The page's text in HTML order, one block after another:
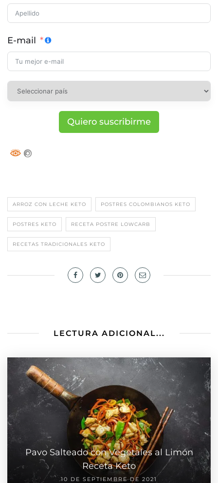
E-mail
Quiero suscribirme
ARROZ CON LECHE KETO POSTRES COLOMBIANOS KETO
POSTRES KETO RECETA POSTRE LOWCARB
RECETAS TRADICIONALES KETO
LECTURA ADICIONAL...
Pavo Salteado con Vegetales al Limón
Receta Keto
10 DE SEPTIEMBRE DE 2021